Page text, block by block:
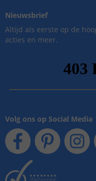
Nieuwsbrief
Altijd als eerste op de
acties en meer.
Volg ons op Social Media